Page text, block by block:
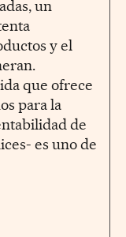
un
y el
que ofrece
para la
de
es uno de